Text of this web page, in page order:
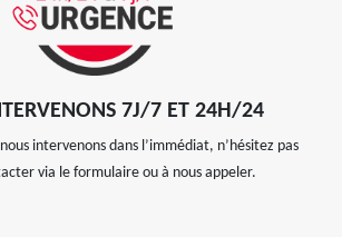
7J/7 ET 24H/24
intervenons dans l’immédiat, n’hésitez pas
via le formulaire ou à nous appeler.